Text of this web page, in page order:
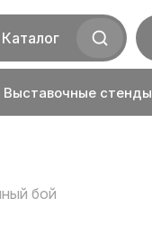
Выставочные стенды
Каталог
бой